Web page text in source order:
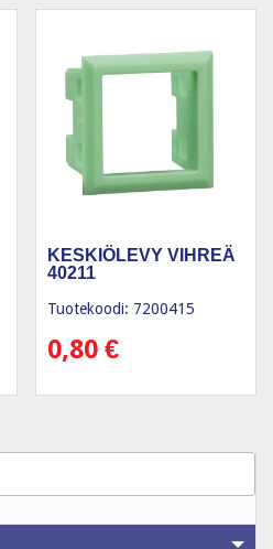
KESKIÖLEVY VIHREÄ
40211
Tuotekoodi: 7200415
0,80€